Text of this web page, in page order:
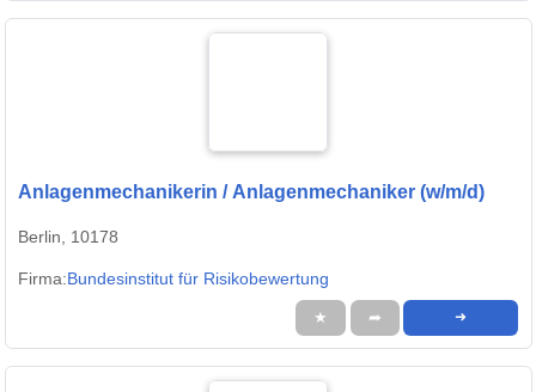
Anlagenmechanikerin / Anlagenmechaniker (w/m/d)
Berlin, 10178
Firma:Bundesinstitut für Risikobewertung
★ ➦ ➜